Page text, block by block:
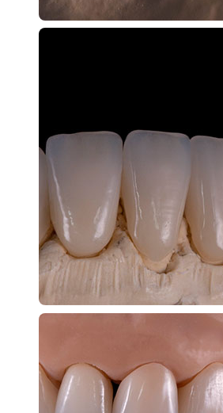
ви надаєте нам 3D-знімок;
програма створює цифрову
Ми пропонуємо зручний формат
фахівців, які прагнуть до
що надаються шляхом
технологій. Якщо у вашій
цифрового скан обладнання, ви
виготовлення капи при бруксизмі,
зліпком. В цьому випадку ви
модель щелепи, ми робимо її
отримання цифрової моделі, по якій
надруковано готовий виріб.
Переваги замовлення кап в
Вам потрібна капа для бруксизма -
можете в Bauer's Cad/Cam Lab в
сучасною зуботехнічною
переваг: